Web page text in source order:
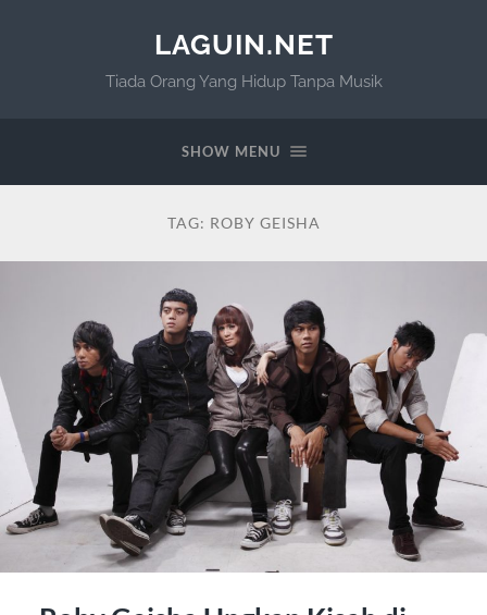
LAGUIN.NET
Tiada Orang Yang Hidup Tanpa Musik
SHOW MENU
TAG: ROBY GEISHA